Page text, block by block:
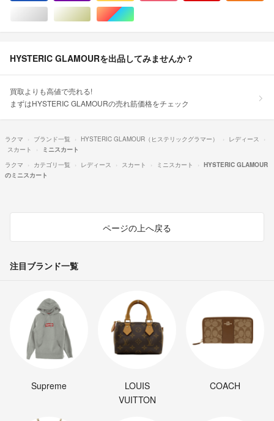
シルバー/銀色系ゴールド/金色系マルチカラー
HYSTERIC GLAMOURを出品してみませんか？
買取よりも高値で売れる!
まずはHYSTERIC GLAMOURの売れ筋価格をチェック
ラクマ ブランド一覧 HYSTERIC GLAMOUR（ヒステリックグラマー）
レディース
スカート
ミニスカート
ラクマ
カテゴリ一覧 レディース スカート ミニスカート
HYSTERIC GLAMOUR
のミニスカート
ページの上へ戻る
注目ブランド一覧
Supreme
LOUIS
VUITTON
COACH